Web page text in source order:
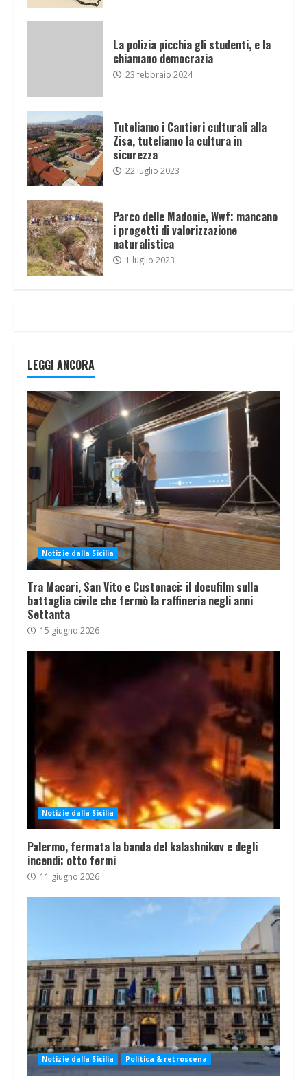
La polizia picchia gli studenti, e la
chiamano democrazia
23 febbraio 2024
Tuteliamo i Cantieri culturali alla
Zisa, tuteliamo la cultura in
sicurezza
22 luglio 2023
Parco delle Madonie, Wwf: mancano
i progetti di valorizzazione
naturalistica
1 luglio 2023
LEGGI ANCORA
Notizie dalla Sicilia
Tra Macari, San Vito e Custonaci: il docufilm sulla
battaglia civile che fermò la raffineria negli anni
Settanta
15 giugno 2026
Notizie dalla Sicilia
Palermo, fermata la banda del kalashnikov e degli
incendi: otto fermi
11 giugno 2026
Notizie dalla Sicilia Politica & retroscena